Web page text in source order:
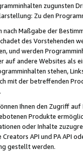
zugunsten
Zu den
Maßgabe der
des Vorstehenden
und werden
auf andere Websites als
stehen,
mit der betreffenden
Ihnen den Zugriff
Produkte
oder Inhalte
API und PA API
gestellt werden.